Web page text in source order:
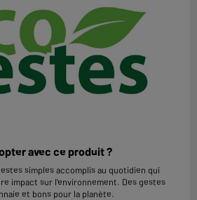
avec ce produit ?
simples accomplis au quotidien qui
impact sur l'environnement. Des gestes
et bons pour la planète.